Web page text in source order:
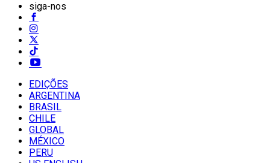
siga-nos
EDIÇÕES
ARGENTINA
BRASIL
CHILE
GLOBAL
MÉXICO
PERU